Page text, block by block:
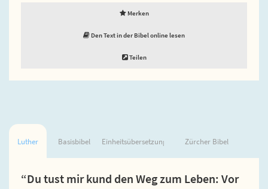
Merken
Den Text in der Bibel online lesen
Teilen
Luther Basisbibel Einheitsübersetzung Zürcher Bibel
“Du tust mir kund den Weg zum Leben: Vor